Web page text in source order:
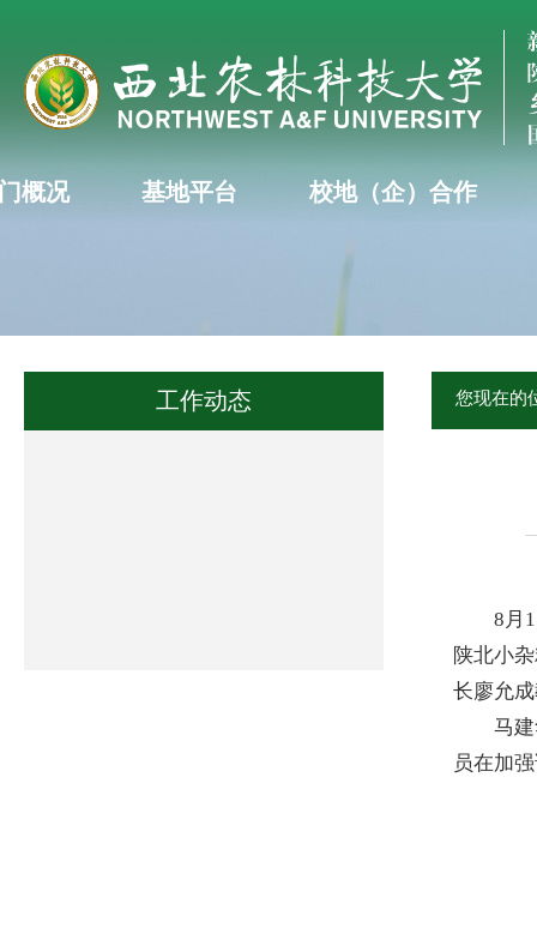
概况 基地平台 校地（企）合作
工作动态 您现在的
8月15-
陕北小
长廖允
马建华
员在加